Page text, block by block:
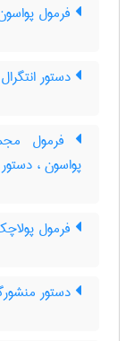
فرمول
دستور
فرمول
پواسون ،
فرمول
دستور